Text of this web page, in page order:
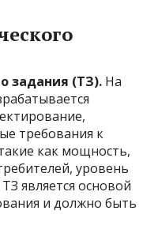
задания (ТЗ). На
требования к
как мощность,
уровень
является основой
и должно быть